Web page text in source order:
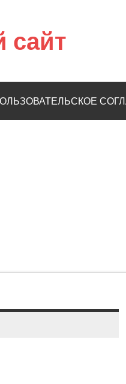
сайт